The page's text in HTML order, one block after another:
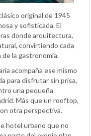
original de 1945
y sofisticada. El
donde arquitectura,
convirtiendo cada
de la gastronomía.
acompaña ese mismo
para disfrutar sin prisa,
una pequeña
Más que un rooftop,
otra perspectiva.
hotel urbano que no